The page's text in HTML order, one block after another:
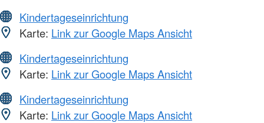
Kindertageseinrichtung
Karte: Link zur Google Maps Ansicht
Kindertageseinrichtung
Karte: Link zur Google Maps Ansicht
Kindertageseinrichtung
Karte: Link zur Google Maps Ansicht